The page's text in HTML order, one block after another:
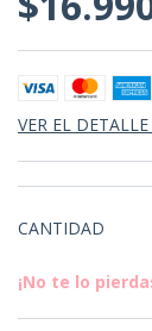
VER EL
CANTIDAD
¡No te lo